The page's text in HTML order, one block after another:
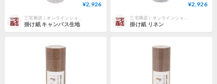
¥2,926
三宅商店｜オンラインショップ
掛け紙 キャンバス生地
¥2,926
三宅商店｜オンラインショップ
掛け紙 リネン